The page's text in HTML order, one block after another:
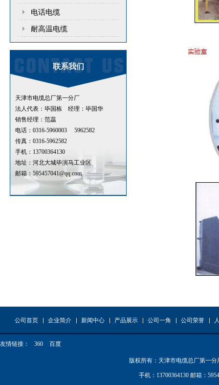
电话电缆
耐高温电缆
联系我们
天津市电缆总厂第一分厂
法人代表：毕国栋 经理：毕国华
销售经理：范蕊
电话：0316-5960003 5962582
传真：0316-5962582
手机：13700364130
地址：河北大城毕演马工业区
邮箱：595457041@qq.com
公司首页 企业简介 新闻中心 产品展示 公司一角 公司荣誉
友情链接： 360 百度
版权所有：天津市电缆总厂第一
手机：13700364130 邮箱：